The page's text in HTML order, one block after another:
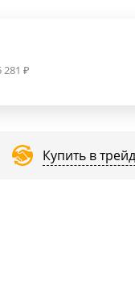
281 ₽
Купить в